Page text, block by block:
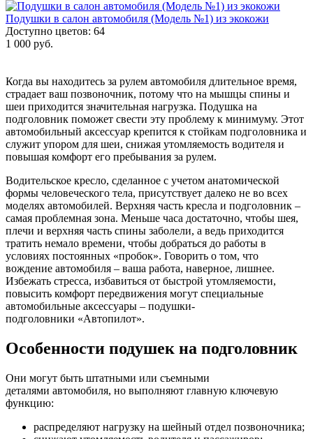
Подушки в салон автомобиля (Модель №1) из экокожи
Доступно цветов: 64
1 000 руб.
Когда вы находитесь за рулем автомобиля длительное время,
страдает ваш позвоночник, потому что на мышцы спины и
шеи приходится значительная нагрузка. Подушка на
подголовник поможет свести эту проблему к минимуму. Этот
автомобильный аксессуар крепится к стойкам подголовника и
служит упором для шеи, снижая утомляемость водителя и
повышая комфорт его пребывания за рулем.
Водительское кресло, сделанное с учетом анатомической
формы человеческого тела, присутствует далеко не во всех
моделях автомобилей. Верхняя часть кресла и подголовник –
самая проблемная зона. Меньше часа достаточно, чтобы шея,
плечи и верхняя часть спины заболели, а ведь приходится
тратить немало времени, чтобы добраться до работы в
условиях постоянных «пробок». Говорить о том, что
вождение автомобиля – ваша работа, наверное, лишнее.
Избежать стресса, избавиться от быстрой утомляемости,
повысить комфорт передвижения могут специальные
автомобильные аксессуары – подушки-
подголовники «Автопилот».
Особенности подушек на подголовник
Они могут быть штатными или съемными
деталями автомобиля, но выполняют главную ключевую
функцию:
распределяют нагрузку на шейный отдел позвоночника;